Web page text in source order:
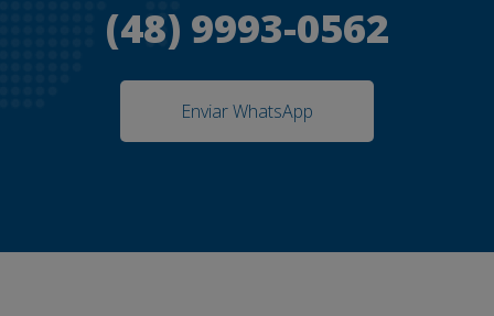
(48) 9993-0562
Enviar WhatsApp